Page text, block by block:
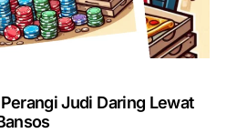
Judi Daring Lewat